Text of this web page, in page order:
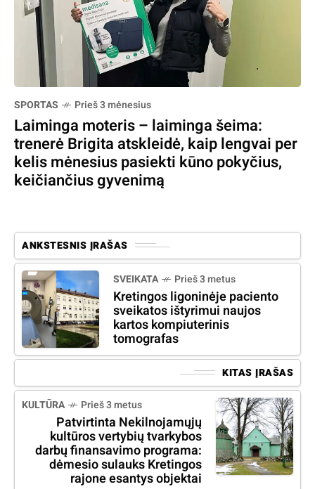
SPORTAS Prieš 3 mėnesius
Laiminga moteris – laiminga šeima:
trenerė Brigita atskleidė, kaip lengvai per
kelis mėnesius pasiekti kūno pokyčius,
keičiančius gyvenimą
ANKSTESNIS ĮRAŠAS
SVEIKATA Prieš 3 metus
Kretingos ligoninėje paciento
sveikatos ištyrimui naujos
kartos kompiuterinis
tomografas
KITAS ĮRAŠAS
KULTŪRA Prieš 3 metus
Patvirtinta Nekilnojamųjų
kultūros vertybių tvarkybos
darbų finansavimo programa:
dėmesio sulauks Kretingos
rajone esantys objektai